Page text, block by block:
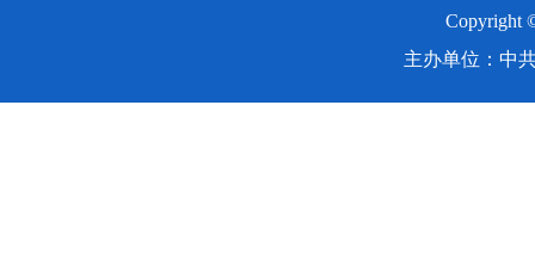
Copyright
主办单位：中